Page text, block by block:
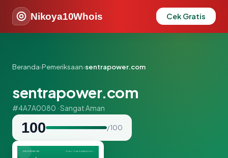
Nikoya10Whois Cek Gratis
Beranda›Pemeriksaan›sentrapower.com
sentrapower.com
#4A7A0080 · Sangat Aman
100 / 100